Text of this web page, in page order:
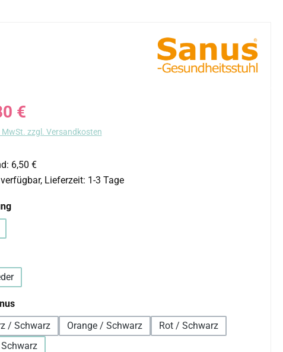
Preis:
€
MwSt. zzgl. Versandkosten
6,50 €
Lieferzeit: 1-3 Tage
auswählen
auswählen
/ Schwarz
Orange / Schwarz
Rot / Schwarz